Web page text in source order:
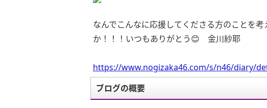
なんでこんなに応援してくださる方のことを
か！！！いつもありがとう😊 金川紗耶
https://www.nogizaka46.com/s/n46/diary/
ブログの概要